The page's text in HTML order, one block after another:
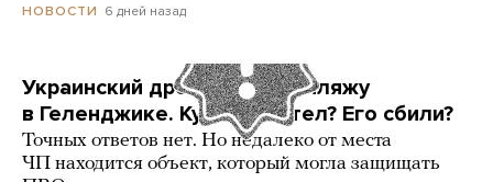
НОВОСТИ 6 дней назад
Украинский дрон попал по пляжу
в Геленджике. Куда он летел? Его сбили?
Точных ответов нет. Но недалеко от места
ЧП находится объект, который могла защищать